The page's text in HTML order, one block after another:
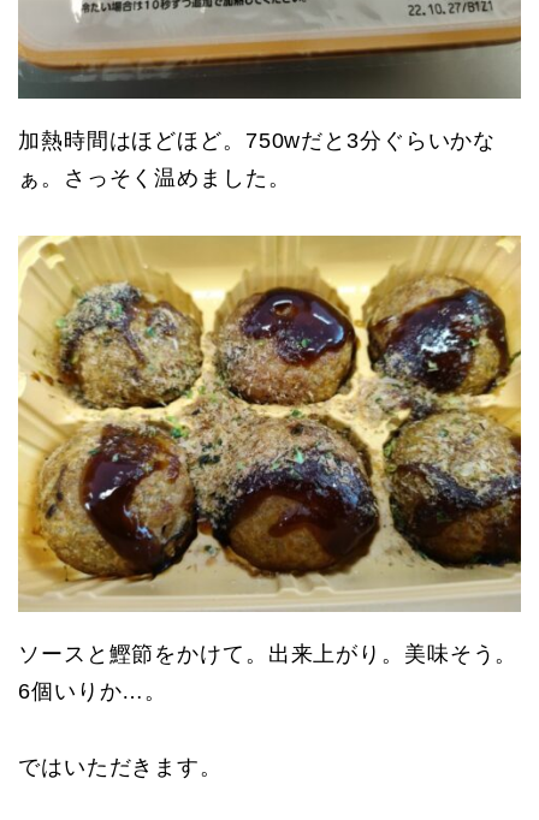
加熱時間はほどほど。750wだと3分ぐらいかな
ぁ。さっそく温めました。
ソースと鰹節をかけて。出来上がり。美味そう。
6個いりか…。
ではいただきます。